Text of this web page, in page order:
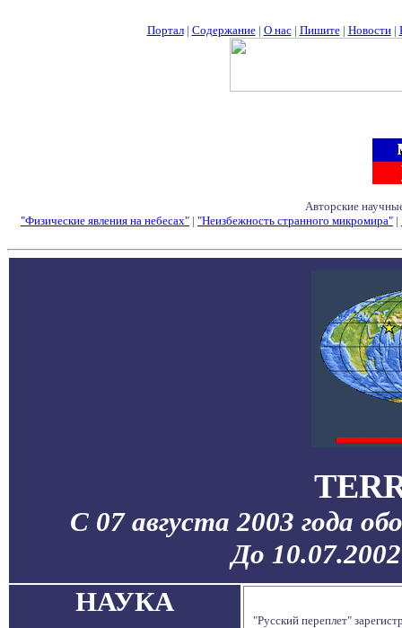
Портал| Содержание| О нас| Пишите| Новости|
Авторские
"Физические явления на небесах" | "Неизбежность странного микромира" |
С 07 августа 2003 года
До
НАУКА
"Русский переплет"